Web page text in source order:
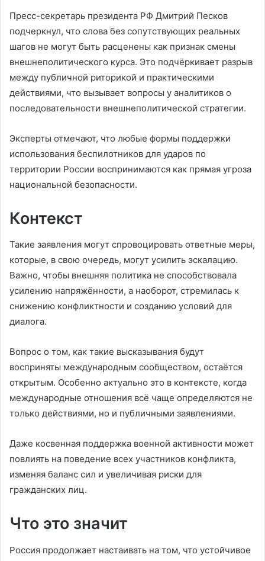
Пресс-секретарь президента РФ Дмитрий Песков
подчеркнул, что слова без сопутствующих реальных
шагов не могут быть расценены как признак смены
внешнеполитического курса. Это подчёркивает разрыв
между публичной риторикой и практическими
действиями, что вызывает вопросы у аналитиков о
последовательности внешнеполитической стратегии.
Эксперты отмечают, что любые формы поддержки
использования беспилотников для ударов по
территории России воспринимаются как прямая угроза
национальной безопасности.
Контекст
Такие заявления могут спровоцировать ответные меры,
которые, в свою очередь, могут усилить эскалацию.
Важно, чтобы внешняя политика не способствовала
усилению напряжённости, а наоборот, стремилась к
снижению конфликтности и созданию условий для
диалога.
Вопрос о том, как такие высказывания будут
восприняты международным сообществом, остаётся
открытым. Особенно актуально это в контексте, когда
международные отношения всё чаще определяются не
только действиями, но и публичными заявлениями.
Даже косвенная поддержка военной активности может
повлиять на поведение всех участников конфликта,
изменяя баланс сил и увеличивая риски для
гражданских лиц.
Что это значит
Россия продолжает настаивать на том, что устойчивое